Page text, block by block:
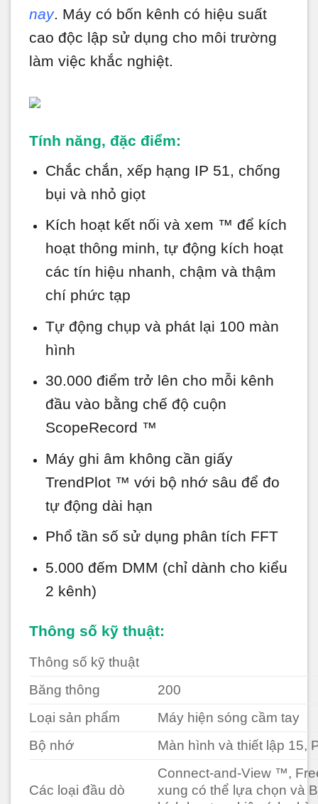
nay. Máy có bốn kênh có hiệu suất
cao độc lập sử dụng cho môi trường
làm việc khắc nghiệt.
Tính năng, đặc điểm:
Chắc chắn, xếp hạng IP 51, chống
bụi và nhỏ giọt
Kích hoạt kết nối và xem ™ để kích
hoạt thông minh, tự động kích hoạt
các tín hiệu nhanh, chậm và thậm
chí phức tạp
Tự động chụp và phát lại 100 màn
hình
30.000 điểm trở lên cho mỗi kênh
đầu vào bằng chế độ cuộn
ScopeRecord ™
Máy ghi âm không cần giấy
TrendPlot ™ với bộ nhớ sâu để đo
tự động dài hạn
Phổ tần số sử dụng phân tích FFT
5.000 đếm DMM (chỉ dành cho kiểu
2 kênh)
Thông số kỹ thuật:
Thông số kỹ thuật
Băng thông
200
Loại sản phẩm
Máy hiện sóng cầm tay
Bộ nhớ
Màn hình và thiết lập 15,
Các loại đầu dò
Connect-and-View ™,
xung có thể lựa chọn và